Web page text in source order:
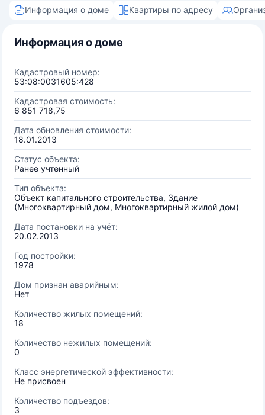
Информация о доме Квартиры по адресу
Информация о доме
Кадастровый номер:
53:08:0031605:428
Кадастровая стоимость:
6 851 718,75
Дата обновления стоимости:
18.01.2013
Статус объекта:
Ранее учтенный
Тип объекта:
Объект капитального строительства, Здание
(Многоквартирный дом, Многоквартирный жилой дом)
Дата постановки на учёт:
20.02.2013
Год постройки:
1978
Дом признан аварийным:
Нет
Количество жилых помещений:
18
Количество нежилых помещений:
0
Класс энергетической эффективности:
Не присвоен
Количество подъездов:
3